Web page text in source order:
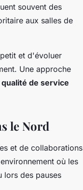
souvent des
aux salles de
et d'évoluer
Une approche
qualité de service
le Nord
et de collaborations
où les
lors des pauses